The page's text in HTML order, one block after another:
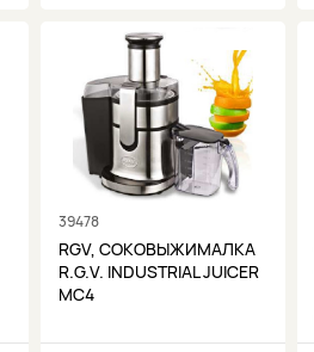
39478
RGV, СОКОВЫЖИМАЛКА
R.G.V. INDUSTRIAL JUICER
MC4